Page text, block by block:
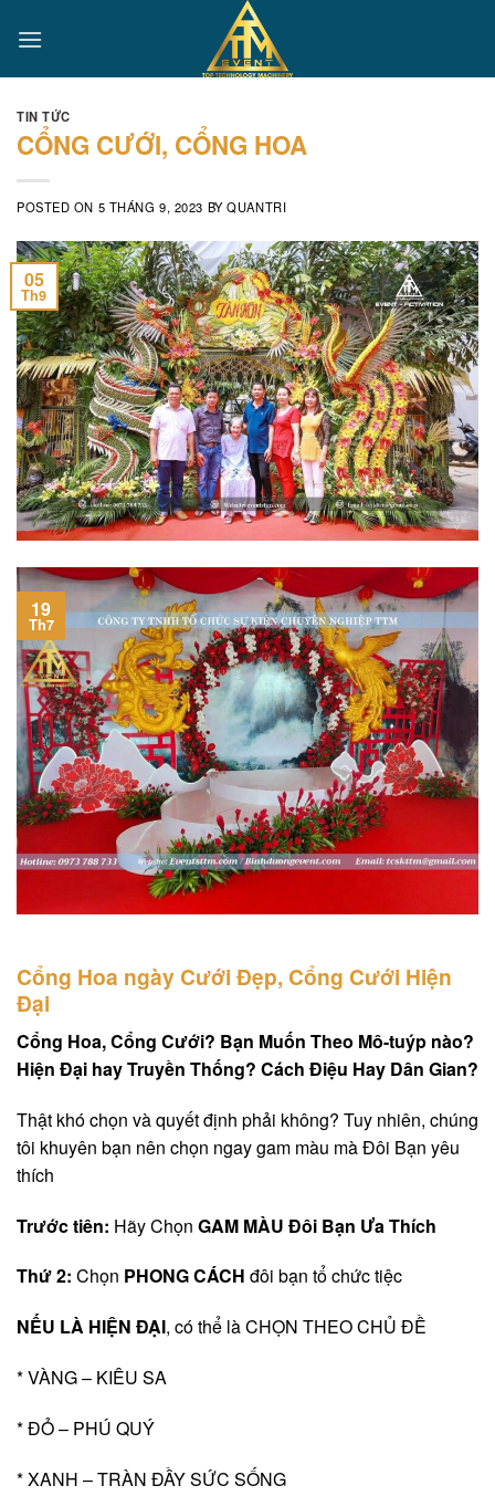
TIN TỨC
CỔNG CƯỚI, CỔNG HOA
POSTED ON 5 THÁNG 9, 2023 BYQUANTRI
05
Th9
19
Th7
Cổng Hoa ngày Cưới Đẹp, Cổng Cưới Hiện
Đại
Cổng Hoa, Cổng Cưới? Bạn Muốn Theo Mô-tuýp nào?
Hiện Đại hay Truyền Thống? Cách Điệu Hay Dân Gian?
Thật khó chọn và quyết định phải không? Tuy nhiên, chúng
tôi khuyên bạn nên chọn ngay gam màu mà Đôi Bạn yêu
thích
Trước tiên: Hãy Chọn GAM MÀU Đôi Bạn Ưa Thích
Thứ 2: Chọn PHONG CÁCH đôi bạn tổ chức tiệc
NẾU LÀ HIỆN ĐẠI, có thể là CHỌN THEO CHỦ ĐỀ
* VÀNG – KIÊU SA
* ĐỎ – PHÚ QUÝ
* XANH – TRÀN ĐẦY SỨC SỐNG